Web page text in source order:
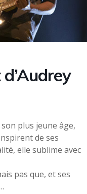
plus jeune âge,
de ses
elle sublime avec
pas que, et ses